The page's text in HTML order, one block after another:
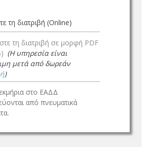
τη διατριβή (Online)
τη διατριβή σε μορφή PDF
(Η υπηρεσία είναι
μετά από δωρεάν
)
στο ΕΑΔΔ
από πνευματικά